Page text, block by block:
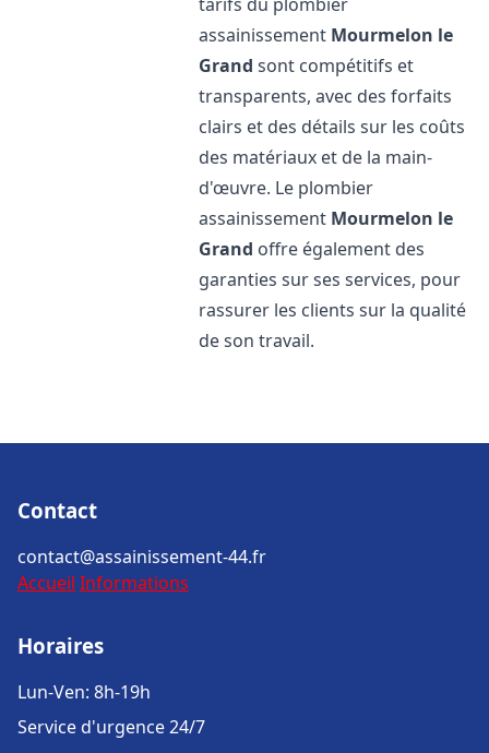
assainissement Mourmelon le
Grand sont compétitifs et
transparents, avec des forfaits
clairs et des détails sur les coûts
des matériaux et de la main-
d'œuvre. Le plombier
assainissement Mourmelon le
Grand offre également des
garanties sur ses services, pour
rassurer les clients sur la qualité
de son travail.
Contact
contact@assainissement-44.fr
Accueil Informations
Horaires
Lun-Ven: 8h-19h
Service d'urgence 24/7